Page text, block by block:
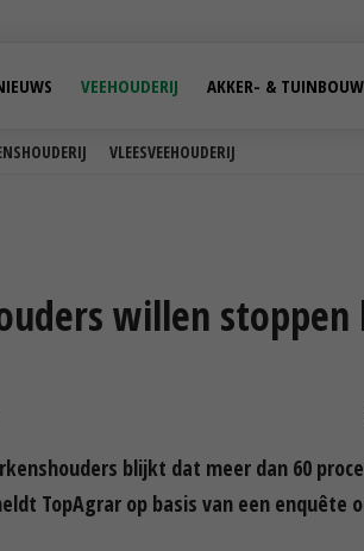
VLEESVEEHOUDERIJ
VEEHOUDERIJ AKKER- & TUINBOUW
willen
blijkt dat meer dan 60
TopAgrar op basis van een enquête